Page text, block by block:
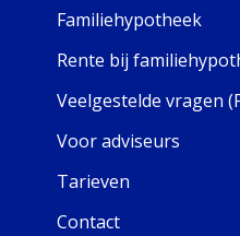
Familiehypotheek
Rente bij
Veelgestelde vragen
Voor adviseurs
Tarieven
Contact